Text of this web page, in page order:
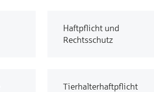
Haftpflicht und
Rechtsschutz
Tierhalterhaftpflicht